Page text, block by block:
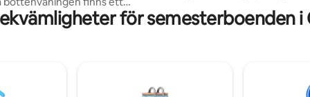
med öppen spis,
ovanför sjön,
ett barn slott, en grill, en privat
integritet och erbjuder dig en
en generös terrass för magiska
för semesterboenden i